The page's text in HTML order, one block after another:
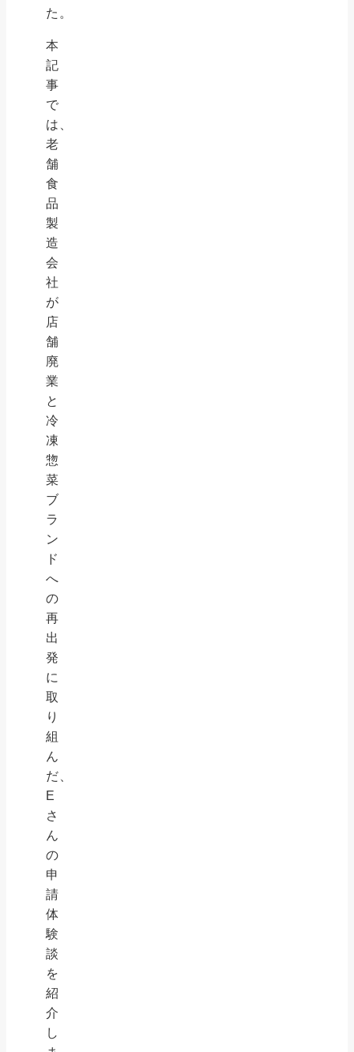
た。
本
記
事
で
は、
老
舗
食
品
製
造
会
社
が
店
舗
廃
業
と
冷
凍
惣
菜
ブ
ラ
ン
ド
へ
の
再
出
発
に
取
り
組
ん
だ、
E
さ
ん
の
申
請
体
験
談
を
紹
介
し